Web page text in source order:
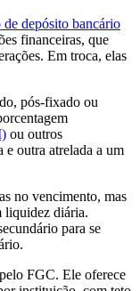
depósito bancário
financeiras, que
Em troca, elas
pós-fixado ou
ou outros
e outra atrelada a um
no vencimento, mas
liquidez diária.
para se
FGC. Ele oferece